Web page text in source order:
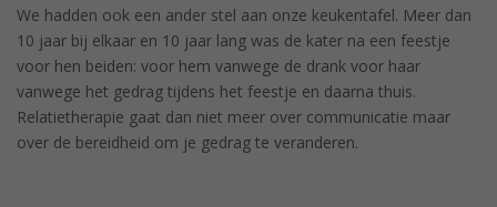
We hadden ook een ander stel aan onze keukentafel. Meer dan
10 jaar bij elkaar en 10 jaar lang was de kater na een feestje
voor hen beiden: voor hem vanwege de drank voor haar
vanwege het gedrag tijdens het feestje en daarna thuis.
Relatietherapie gaat dan niet meer over communicatie maar
over de bereidheid om je gedrag te veranderen.